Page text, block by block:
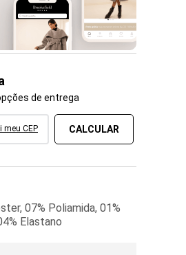
de entrega
meu CEP
07% Poliamida, 01%
Elastano